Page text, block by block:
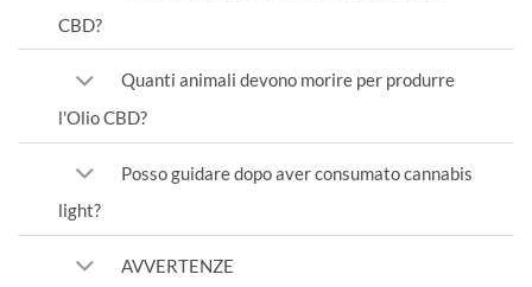
CBD?
Quanti animali devono morire per produrre
l'Olio CBD?
Posso guidare dopo aver consumato cannabis
light?
AVVERTENZE